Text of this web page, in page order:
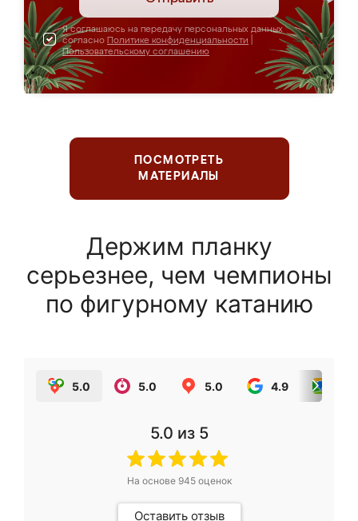
Я соглашаюсь на передачу персональных данных
согласно Политике конфиденциальности
Пользовательскому соглашению
ПОСМОТРЕТЬ
МАТЕРИАЛЫ
Держим планку
серьезнее, чем чемпионы
по фигурному катанию
5.0 5.0 5.0 4.9
5.0 из 5
На основе 945оценок
Оставить отзыв